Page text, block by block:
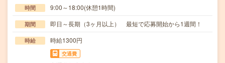
時間 9:00～18:00(休憩1時間)
期間 即日～長期（3ヶ月以上） 最短で応募開始から1週間！
時給 時給1300円
交通費